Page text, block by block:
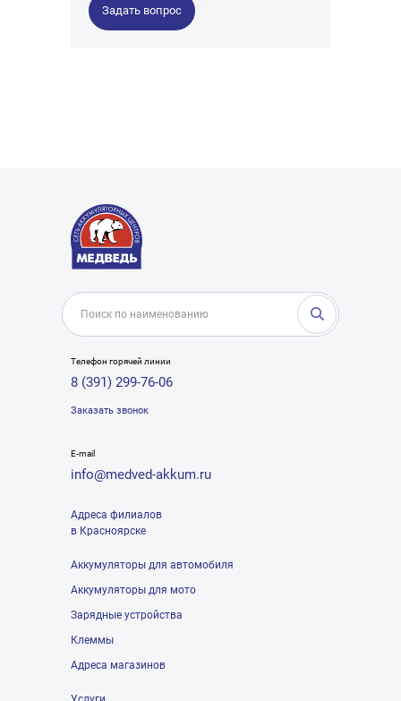
Задать вопрос
Телефон горячей линии
8 (391) 299-76-06
Заказать звонок
E-mail
info@medved-akkum.ru
Адреса филиалов
в Красноярске
Аккумуляторы для автомобиля
Аккумуляторы для мото
Зарядные устройства
Клеммы
Адреса магазинов